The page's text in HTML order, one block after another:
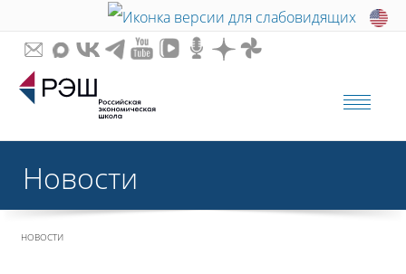
Новости
НОВОСТИ